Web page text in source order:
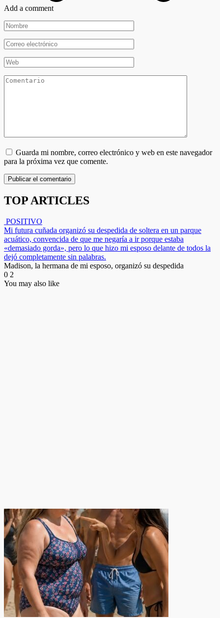
Add a comment
Nombre
*
Correo
electrónico
*Web
Comentario
Guarda mi nombre, correo electrónico y web en este navegador
para la próxima vez que comente.
TOP ARTICLES
POSITIVO
Mi futura cuñada organizó su despedida de soltera en un parque
acuático, convencida de que me negaría a ir porque estaba
«demasiado gorda», pero lo que hizo mi esposo delante de todos la
dejó completamente sin palabras.
Madison, la hermana de mi esposo, organizó su despedida
0 2
You may also like